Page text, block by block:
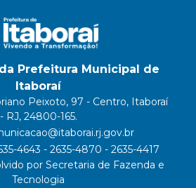
Prefeitura Municipal de
Itaboraí
Peixoto, 97 - Centro, Itaboraí
- RJ, 24800-165.
4643 - 2635-4870 - 2635-4417
por Secretaria de Fazenda e
Tecnologia